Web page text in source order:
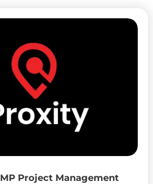
Project Management